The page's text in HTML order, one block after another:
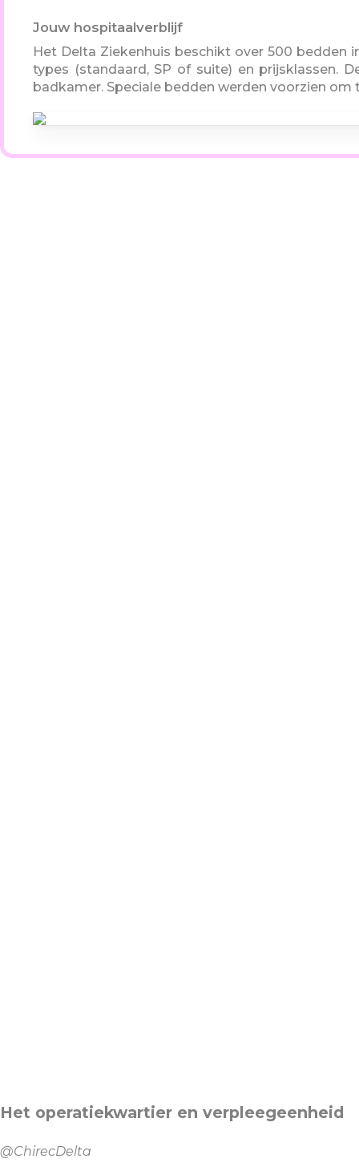
Jouw hospitaalverblijf
Het Delta Ziekenhuis beschikt over 500 bedden
types (standaard, SP of suite) en prijsklassen.
badkamer. Speciale bedden werden voorzien
Het operatiekwartier en verpleegeenheid
@ChirecDelta